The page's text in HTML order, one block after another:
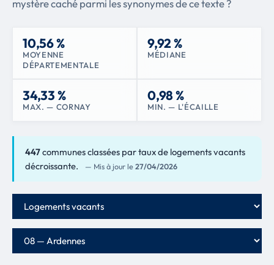
mystère caché parmi les synonymes de ce texte ?
10,56 %
MOYENNE
DÉPARTEMENTALE
9,92 %
MÉDIANE
34,33 %
MAX. — CORNAY
0,98 %
MIN. — L'ÉCAILLE
447communes classées par taux de logements vacants
décroissante.
— Mis à jour le 27/04/2026
Critère de classement
Département